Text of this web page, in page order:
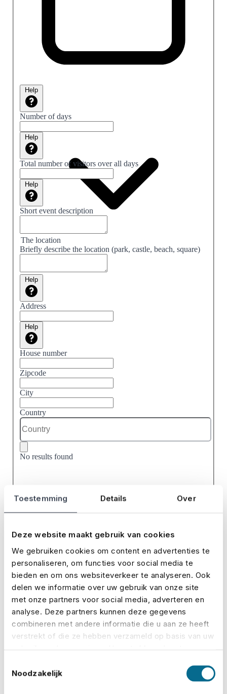
Toestemming Details Over
Deze website maakt gebruik van cookies
We gebruiken cookies om content en advertenties te
personaliseren, om functies voor social media te
bieden en om ons websiteverkeer te analyseren. Ook
delen we informatie over uw gebruik van onze site
met onze partners voor social media, adverteren en
analyse. Deze partners kunnen deze gegevens
combineren met andere informatie die u aan ze heeft
verstrekt of die ze hebben verzameld op basis van uw
Noodzakelijk